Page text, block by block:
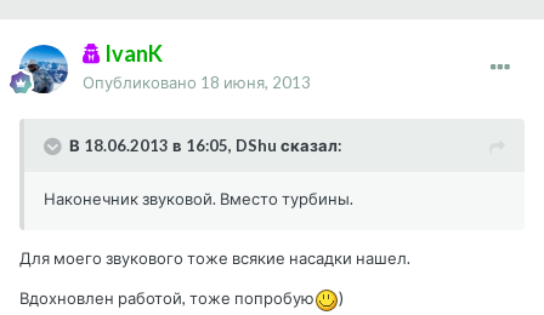
IvanK
Опубликовано 18 июня, 2013
В 18.06.2013 в 16:05, DShu сказал:
Наконечник звуковой. Вместо турбины.
Для моего звукового тоже всякие насадки нашел.
Вдохновлен работой, тоже попробую )